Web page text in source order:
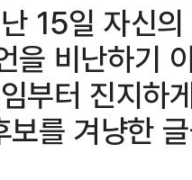
15일 자신
을 비난하기
부터 진지하
를 겨냥한